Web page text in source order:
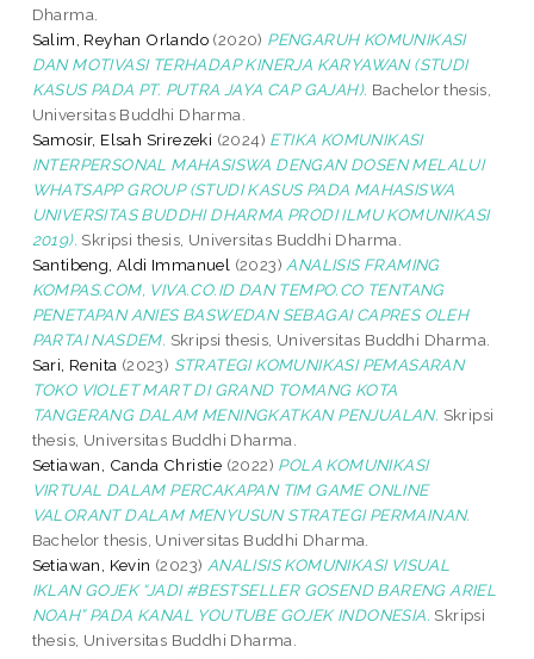
Dharma.
Salim, Reyhan Orlando (2020) PENGARUH KOMUNIKASI
DAN MOTIVASI TERHADAP KINERJA KARYAWAN (STUDI
KASUS PADA PT. PUTRA JAYA CAP GAJAH). Bachelor thesis,
Universitas Buddhi Dharma.
Samosir, Elsah Srirezeki (2024) ETIKA KOMUNIKASI
INTERPERSONAL MAHASISWA DENGAN DOSEN MELALUI
WHATSAPP GROUP (STUDI KASUS PADA MAHASISWA
UNIVERSITAS BUDDHI DHARMA PRODI ILMU KOMUNIKASI
2019). Skripsi thesis, Universitas Buddhi Dharma.
Santibeng, Aldi Immanuel (2023) ANALISIS FRAMING
KOMPAS.COM, VIVA.CO.ID DAN TEMPO.CO TENTANG
PENETAPAN ANIES BASWEDAN SEBAGAI CAPRES OLEH
PARTAI NASDEM. Skripsi thesis, Universitas Buddhi Dharma.
Sari, Renita (2023) STRATEGI KOMUNIKASI PEMASARAN
TOKO VIOLET MART DI GRAND TOMANG KOTA
TANGERANG DALAM MENINGKATKAN PENJUALAN. Skripsi
thesis, Universitas Buddhi Dharma.
Setiawan, Canda Christie (2022) POLA KOMUNIKASI
VIRTUAL DALAM PERCAKAPAN TIM GAME ONLINE
VALORANT DALAM MENYUSUN STRATEGI PERMAINAN.
Bachelor thesis, Universitas Buddhi Dharma.
Setiawan, Kevin (2023) ANALISIS KOMUNIKASI VISUAL
IKLAN GOJEK “JADI #BESTSELLER GOSEND BARENG ARIEL
NOAH” PADA KANAL YOUTUBE GOJEK INDONESIA. Skripsi
thesis, Universitas Buddhi Dharma.